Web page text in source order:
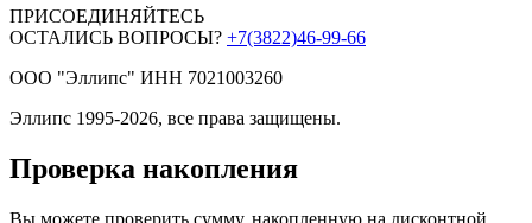
ПРИСОЕДИНЯЙТЕСЬ
ОСТАЛИСЬ ВОПРОСЫ? +7(3822)46-99-66
ООО "Эллипс" ИНН 7021003260
Эллипс 1995-2026, все права защищены.
Проверка накопления
Вы можете проверить сумму, накопленную на дисконтной